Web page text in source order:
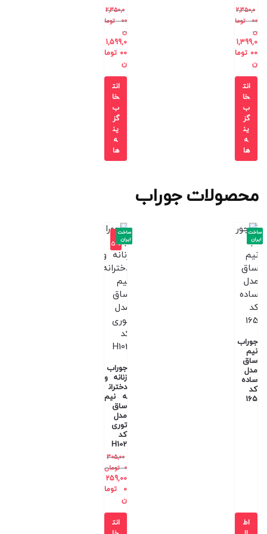
2,350,0
00
توما
ن
1,399,0
00 توما
ن
انت
خا
ب
گز
ین
ه
ها
2,350,0
00
توما
ن
1,599,0
00 توما
ن
انت
خا
ب
گز
ین
ه
ها
محصولات جوراب
جوراب
نیم
ساق
مدل
ساده
کد
165
ساخت
ایران
اط
-1
5%
جوراب
زنانه و
دختران
ه نیم
ساق
مدل
توری
کد
H102
305,00
0 تومان
259,00
0
توما
ن
ساخت
ایران
انت